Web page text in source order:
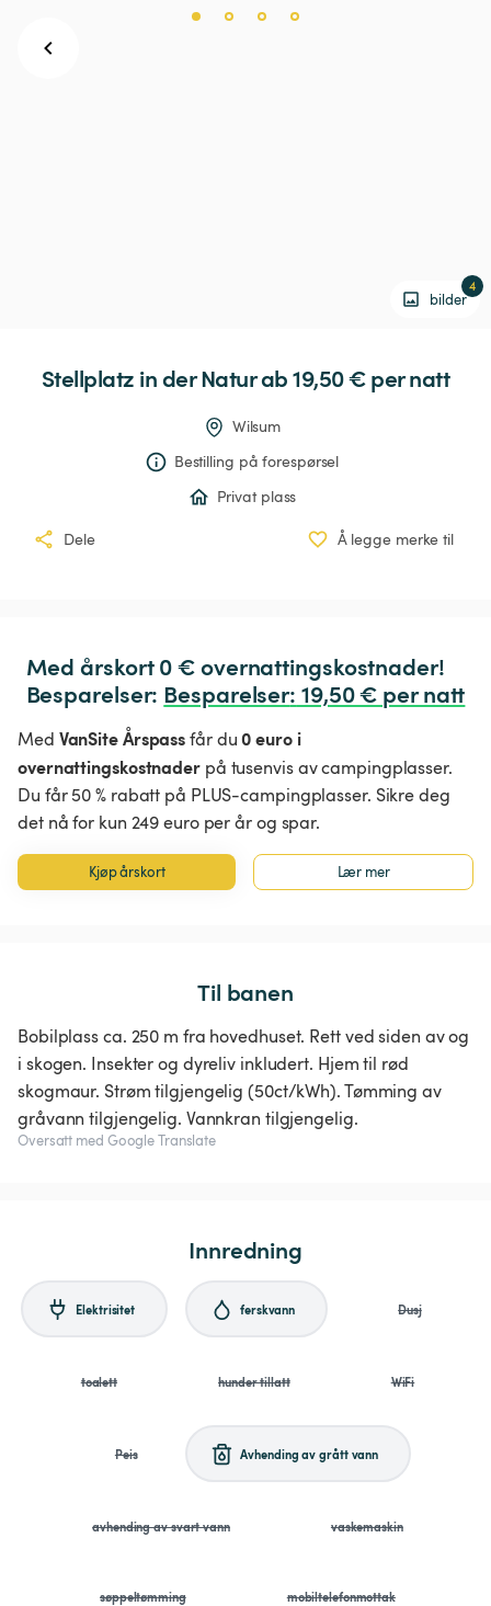
bilder
4
Stellplatz inderNatur ab 19,50 € per natt
Wilsum
Bestilling på forespørsel
Privat plass
Dele Å legge merke til
Med årskort 0 € overnattingskostnader!
Besparelser: Besparelser: 19,50 € per natt
Med VanSite Årspassfår du0 euro i
overnattingskostnaderpå tusenvis av campingplasser.
Du får 50 % rabatt på PLUS-campingplasser. Sikre deg
det nå for kun 249 euro per år og spar.
Kjøp årskort Lær mer
Til banen
Bobilplass ca. 250 m fra hovedhuset. Rett ved siden av og
i skogen. Insekter og dyreliv inkludert. Hjem til rød
skogmaur. Strøm tilgjengelig (50ct/kWh). Tømming av
gråvann tilgjengelig. Vannkran tilgjengelig.
Oversatt med Google Translate
Innredning
Elektrisitet ferskvann Dusj
toalett hunder tillatt WiFi
Peis Avhending av grått vann
avhending av svart vann vaskemaskin
søppeltømming mobiltelefonmottak